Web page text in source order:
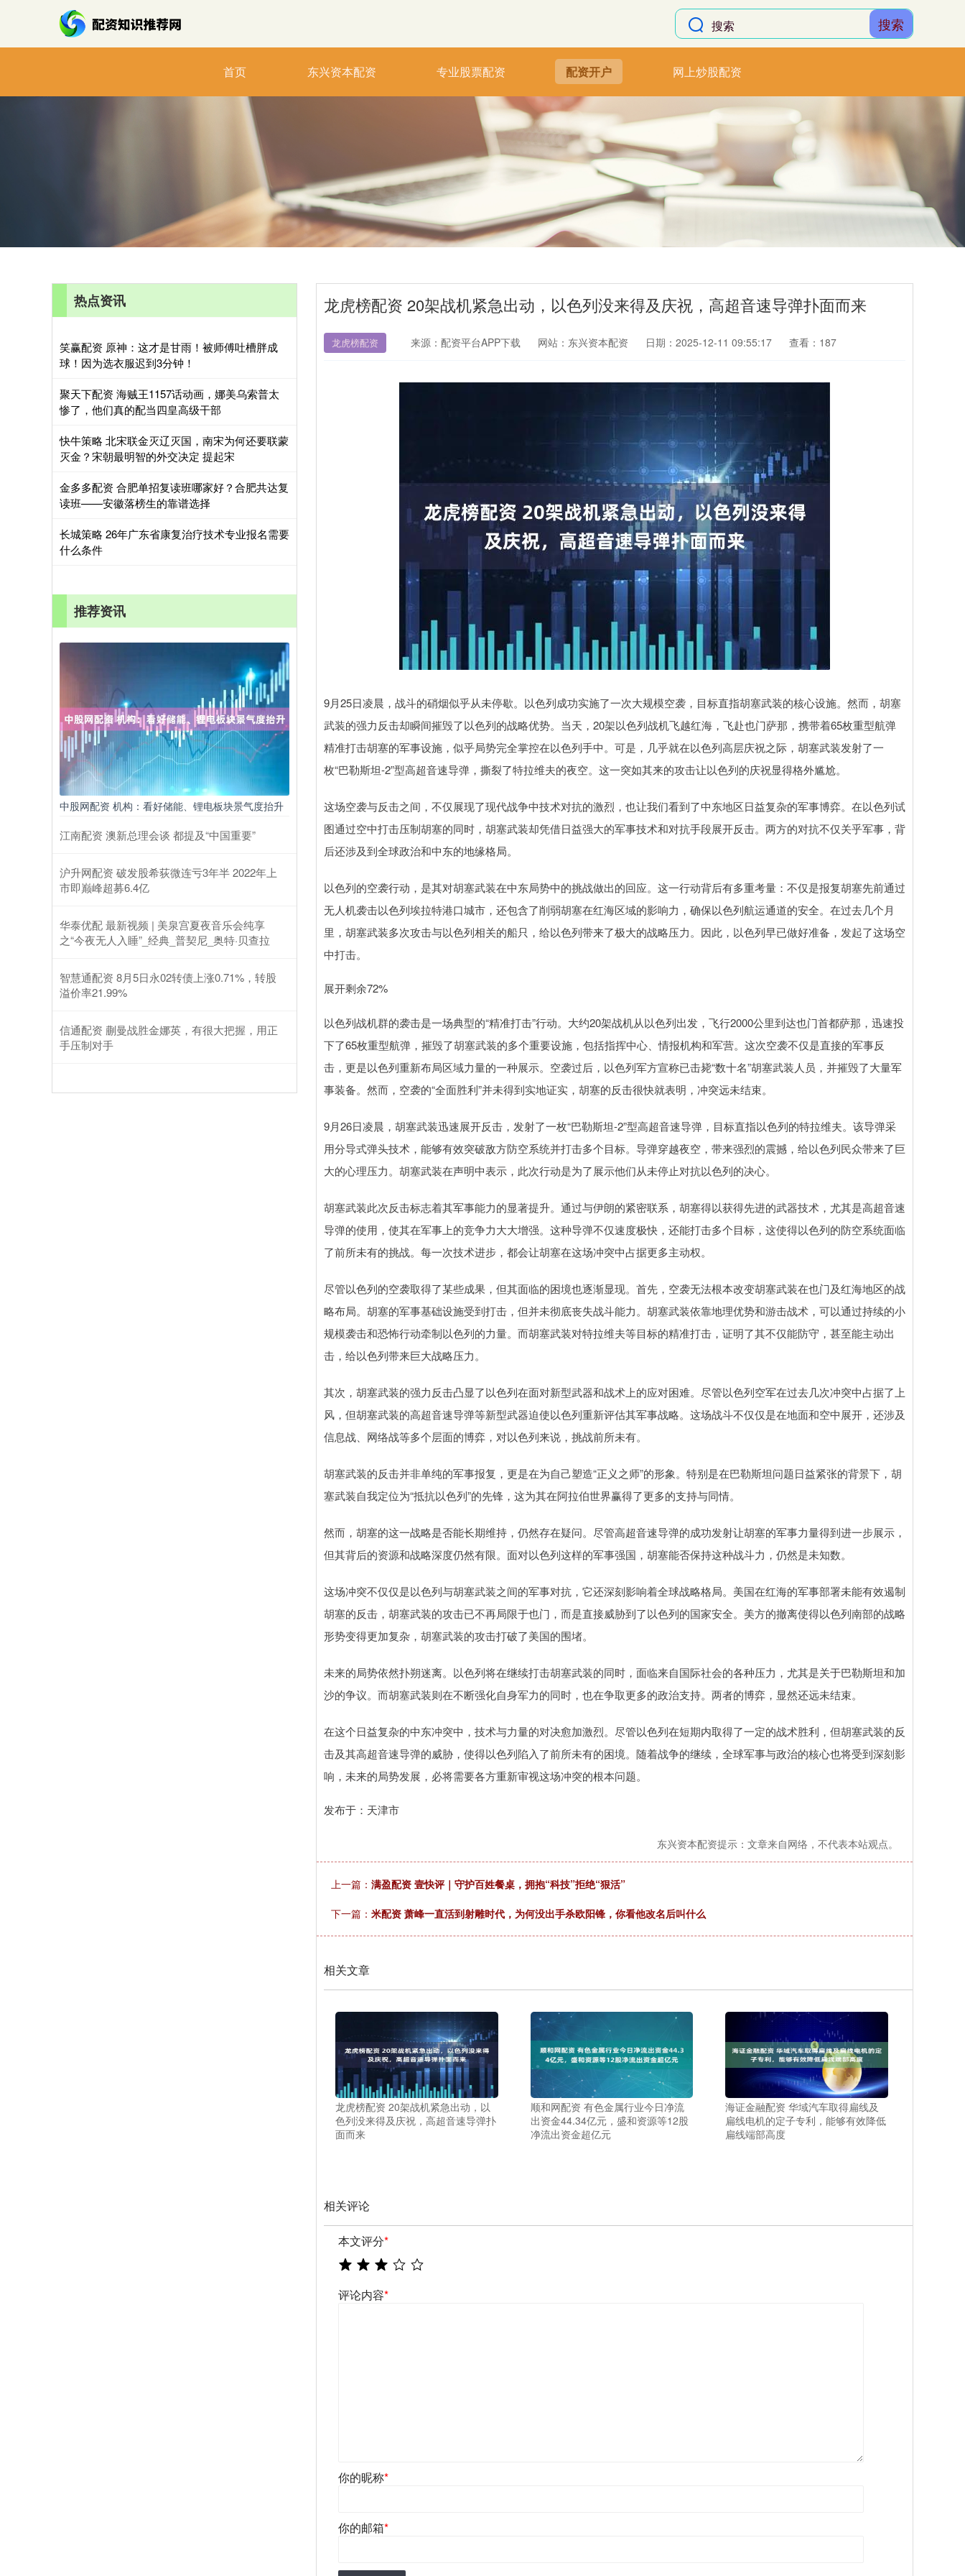
搜索
首页 东兴资本配资 专业股票配资 配资开户 网上炒股配资
龙虎榜配资 20架战机紧急出动，以色列没来得及庆祝，高超音速导弹扑面而来
龙虎榜配资 来源：配资平台APP下载 网站：东兴资本配资 日期：2025-12-11 09:55:17 查看：187
9月25日凌晨，战斗的硝烟似乎从未停歇。以色列成功实施了一次大规模空袭，目标直指胡塞武装的核心设施。然而，胡塞
武装的强力反击却瞬间摧毁了以色列的战略优势。当天，20架以色列战机飞越红海，飞赴也门萨那，携带着65枚重型航弹
精准打击胡塞的军事设施，似乎局势完全掌控在以色列手中。可是，几乎就在以色列高层庆祝之际，胡塞武装发射了一
枚“巴勒斯坦-2”型高超音速导弹，撕裂了特拉维夫的夜空。这一突如其来的攻击让以色列的庆祝显得格外尴尬。
这场空袭与反击之间，不仅展现了现代战争中技术对抗的激烈，也让我们看到了中东地区日益复杂的军事博弈。在以色列试
图通过空中打击压制胡塞的同时，胡塞武装却凭借日益强大的军事技术和对抗手段展开反击。两方的对抗不仅关乎军事，背
后还涉及到全球政治和中东的地缘格局。
以色列的空袭行动，是其对胡塞武装在中东局势中的挑战做出的回应。这一行动背后有多重考量：不仅是报复胡塞先前通过
无人机袭击以色列埃拉特港口城市，还包含了削弱胡塞在红海区域的影响力，确保以色列航运通道的安全。在过去几个月
里，胡塞武装多次攻击与以色列相关的船只，给以色列带来了极大的战略压力。因此，以色列早已做好准备，发起了这场空
中打击。
展开剩余72%
以色列战机群的袭击是一场典型的“精准打击”行动。大约20架战机从以色列出发，飞行2000公里到达也门首都萨那，迅速投
下了65枚重型航弹，摧毁了胡塞武装的多个重要设施，包括指挥中心、情报机构和军营。这次空袭不仅是直接的军事反
击，更是以色列重新布局区域力量的一种展示。空袭过后，以色列军方宣称已击毙“数十名”胡塞武装人员，并摧毁了大量军
事装备。然而，空袭的“全面胜利”并未得到实地证实，胡塞的反击很快就表明，冲突远未结束。
9月26日凌晨，胡塞武装迅速展开反击，发射了一枚“巴勒斯坦-2”型高超音速导弹，目标直指以色列的特拉维夫。该导弹采
用分导式弹头技术，能够有效突破敌方防空系统并打击多个目标。导弹穿越夜空，带来强烈的震撼，给以色列民众带来了巨
大的心理压力。胡塞武装在声明中表示，此次行动是为了展示他们从未停止对抗以色列的决心。
胡塞武装此次反击标志着其军事能力的显著提升。通过与伊朗的紧密联系，胡塞得以获得先进的武器技术，尤其是高超音速
导弹的使用，使其在军事上的竞争力大大增强。这种导弹不仅速度极快，还能打击多个目标，这使得以色列的防空系统面临
了前所未有的挑战。每一次技术进步，都会让胡塞在这场冲突中占据更多主动权。
尽管以色列的空袭取得了某些成果，但其面临的困境也逐渐显现。首先，空袭无法根本改变胡塞武装在也门及红海地区的战
略布局。胡塞的军事基础设施受到打击，但并未彻底丧失战斗能力。胡塞武装依靠地理优势和游击战术，可以通过持续的小
规模袭击和恐怖行动牵制以色列的力量。而胡塞武装对特拉维夫等目标的精准打击，证明了其不仅能防守，甚至能主动出
击，给以色列带来巨大战略压力。
其次，胡塞武装的强力反击凸显了以色列在面对新型武器和战术上的应对困难。尽管以色列空军在过去几次冲突中占据了上
风，但胡塞武装的高超音速导弹等新型武器迫使以色列重新评估其军事战略。这场战斗不仅仅是在地面和空中展开，还涉及
信息战、网络战等多个层面的博弈，对以色列来说，挑战前所未有。
胡塞武装的反击并非单纯的军事报复，更是在为自己塑造“正义之师”的形象。特别是在巴勒斯坦问题日益紧张的背景下，胡
塞武装自我定位为“抵抗以色列”的先锋，这为其在阿拉伯世界赢得了更多的支持与同情。
然而，胡塞的这一战略是否能长期维持，仍然存在疑问。尽管高超音速导弹的成功发射让胡塞的军事力量得到进一步展示，
但其背后的资源和战略深度仍然有限。面对以色列这样的军事强国，胡塞能否保持这种战斗力，仍然是未知数。
这场冲突不仅仅是以色列与胡塞武装之间的军事对抗，它还深刻影响着全球战略格局。美国在红海的军事部署未能有效遏制
胡塞的反击，胡塞武装的攻击已不再局限于也门，而是直接威胁到了以色列的国家安全。美方的撤离使得以色列南部的战略
形势变得更加复杂，胡塞武装的攻击打破了美国的围堵。
未来的局势依然扑朔迷离。以色列将在继续打击胡塞武装的同时，面临来自国际社会的各种压力，尤其是关于巴勒斯坦和加
沙的争议。而胡塞武装则在不断强化自身军力的同时，也在争取更多的政治支持。两者的博弈，显然还远未结束。
在这个日益复杂的中东冲突中，技术与力量的对决愈加激烈。尽管以色列在短期内取得了一定的战术胜利，但胡塞武装的反
击及其高超音速导弹的威胁，使得以色列陷入了前所未有的困境。随着战争的继续，全球军事与政治的核心也将受到深刻影
响，未来的局势发展，必将需要各方重新审视这场冲突的根本问题。
发布于：天津市
东兴资本配资提示：文章来自网络，不代表本站观点。
上一篇： 满盈配资 壹快评｜守护百姓餐桌，拥抱“科技”拒绝“狠活”
下一篇： 米配资 萧峰一直活到射雕时代，为何没出手杀欧阳锋，你看他改名后叫什么
相关文章
龙虎榜配资 20架战机紧急出动，以
色列没来得及庆祝，高超音速导弹扑
面而来
顺和网配资 有色金属行业今日净流
出资金44.34亿元，盛和资源等12股
净流出资金超亿元
海证金融配资 华域汽车取得扁线及
扁线电机的定子专利，能够有效降低
扁线端部高度
相关评论
本文评分*
评论内容*
你的昵称*
你的邮箱*
热点资讯
笑赢配资 原神：这才是甘雨！被师傅吐槽胖成
球！因为选衣服迟到3分钟！
聚天下配资 海贼王1157话动画，娜美乌索普太
惨了，他们真的配当四皇高级干部
快牛策略 北宋联金灭辽灭国，南宋为何还要联蒙
灭金？宋朝最明智的外交决定 提起宋
金多多配资 合肥单招复读班哪家好？合肥共达复
读班——安徽落榜生的靠谱选择
长城策略 26年广东省康复治疗技术专业报名需要
什么条件
推荐资讯
中股网配资 机构：看好储能、锂电板块景气度抬升
江南配资 澳新总理会谈 都提及“中国重要”
沪升网配资 破发股希荻微连亏3年半 2022年上
市即巅峰超募6.4亿
华泰优配 最新视频 | 美泉宫夏夜音乐会纯享
之“今夜无人入睡”_经典_普契尼_奥特·贝查拉
智慧通配资 8月5日永02转债上涨0.71%，转股
溢价率21.99%
信通配资 蒯曼战胜金娜英，有很大把握，用正
手压制对手